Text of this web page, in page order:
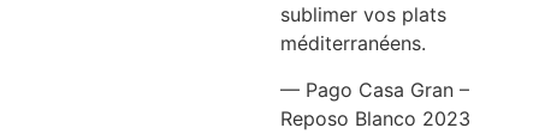
sublimer vos plats
méditerranéens.
— Pago Casa Gran –
Reposo Blanco 2023